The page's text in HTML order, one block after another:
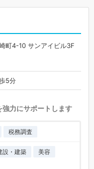
町4-10 サンアイビル3F
5分
力にサポートします
税務調査
設・建築
美容